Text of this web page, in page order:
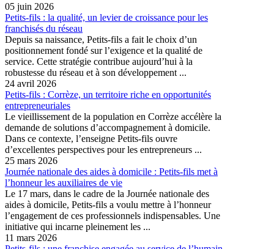
05 juin 2026
Petits-fils : la qualité, un levier de croissance pour les
franchisés du réseau
Depuis sa naissance, Petits-fils a fait le choix d’un
positionnement fondé sur l’exigence et la qualité de
service. Cette stratégie contribue aujourd’hui à la
robustesse du réseau et à son développement ...
24 avril 2026
Petits-fils : Corrèze, un territoire riche en opportunités
entrepreneuriales
Le vieillissement de la population en Corrèze accélère la
demande de solutions d’accompagnement à domicile.
Dans ce contexte, l’enseigne Petits-fils ouvre
d’excellentes perspectives pour les entrepreneurs ...
25 mars 2026
Journée nationale des aides à domicile : Petits-fils met à
l’honneur les auxiliaires de vie
Le 17 mars, dans le cadre de la Journée nationale des
aides à domicile, Petits-fils a voulu mettre à l’honneur
l’engagement de ces professionnels indispensables. Une
initiative qui incarne pleinement les ...
11 mars 2026